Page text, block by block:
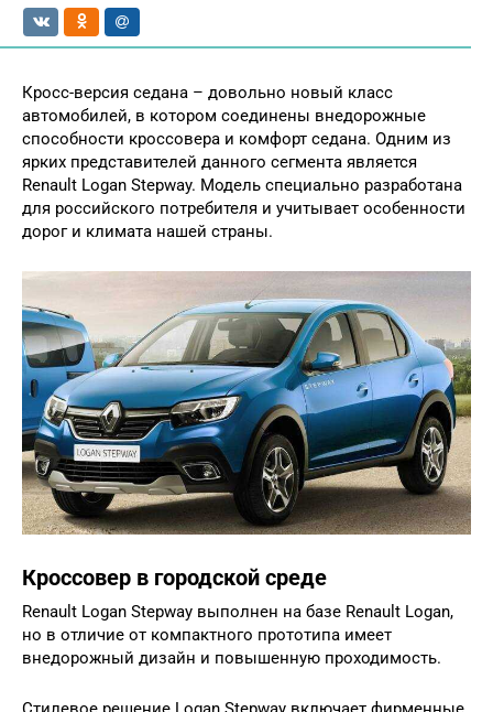
Кросс-версия седана – довольно новый класс
автомобилей, в котором соединены внедорожные
способности кроссовера и комфорт седана. Одним из
ярких представителей данного сегмента является
Renault Logan Stepway. Модель специально разработана
для российского потребителя и учитывает особенности
дорог и климата нашей страны.
Кроссовер в городской среде
Renault Logan Stepway выполнен на базе Renault Logan,
но в отличие от компактного прототипа имеет
внедорожный дизайн и повышенную проходимость.